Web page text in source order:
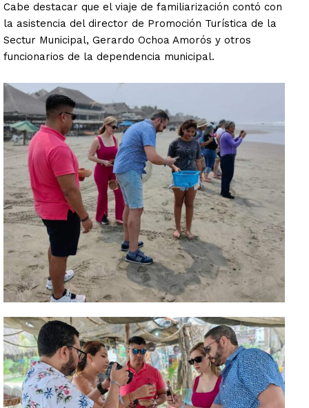
Cabe destacar que el viaje de familiarización contó con
la asistencia del director de Promoción Turística de la
Sectur Municipal, Gerardo Ochoa Amorós y otros
funcionarios de la dependencia municipal.